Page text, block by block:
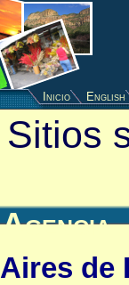
Inicio English
Sitios
Agencia
Aires de